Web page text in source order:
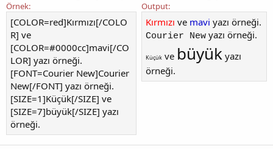
Örnek:
[COLOR=red]Kırmızı[/COLO
R] ve
[COLOR=#0000cc]mavi[/CO
LOR] yazı örneği.
[FONT=Courier New]Courier
New[/FONT] yazı örneği.
[SIZE=1]Küçük[/SIZE] ve
[SIZE=7]büyük[/SIZE] yazı
örneği.
Output:
Kırmızı ve mavi yazı örneği.
Courier New yazı örneği.
Küçük ve büyük yazı
örneği.